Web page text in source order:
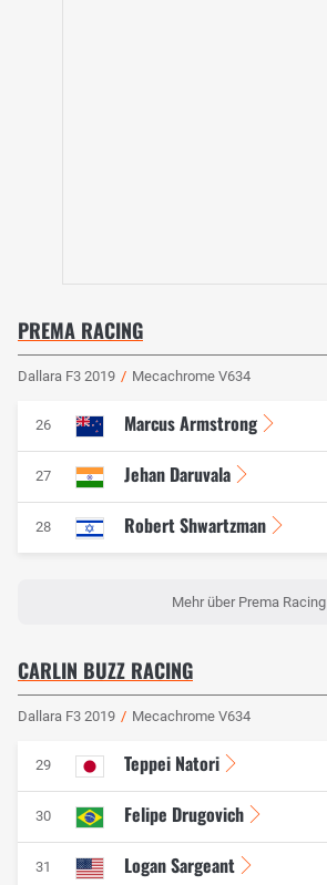
PREMA RACING
Dallara F3 2019 / Mecachrome V634
26 Marcus Armstrong
27 Jehan Daruvala
28 Robert Shwartzman
Mehr über Prema Racing
CARLIN BUZZ RACING
Dallara F3 2019 / Mecachrome V634
29 Teppei Natori
30 Felipe Drugovich
31 Logan Sargeant